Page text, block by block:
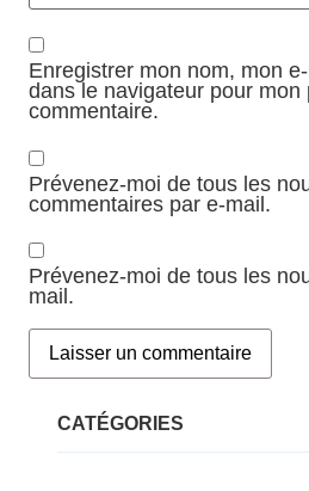
Enregistrer mon nom, mon
dans le navigateur pour mon
commentaire.
Prévenez-moi de tous les
commentaires par e-mail.
Prévenez-moi de tous les
mail.
CATÉGORIES